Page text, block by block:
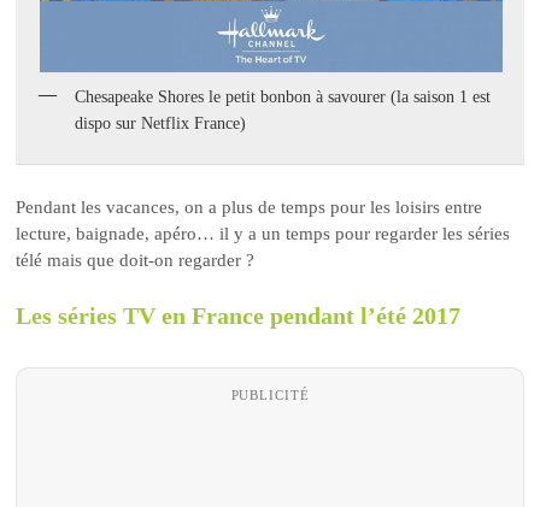
Chesapeake Shores le petit bonbon à savourer (la saison 1 est
dispo sur Netflix France)
Pendant les vacances, on a plus de temps pour les loisirs entre
lecture, baignade, apéro… il y a un temps pour regarder les séries
télé mais que doit-on regarder ?
Les séries TV en France pendant l’été 2017
PUBLICITÉ